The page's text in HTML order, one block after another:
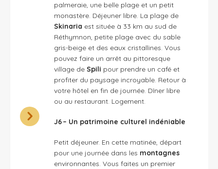
palmeraie, une belle plage et un petit
monastère. Déjeuner libre. La plage de
Skinaria est située à 33 km au sud de
Réthymnon, petite plage avec du sable
gris-beige et des eaux cristallines. Vous
pouvez faire un arrêt au pittoresque
village de Spili pour prendre un café et
profiter du paysage incroyable. Retour à
votre hôtel en fin de journée. Dîner libre
ou au restaurant. Logement.
J6 – Un patrimoine culturel indéniable
Petit déjeuner. En cette matinée, départ
pour une journée dans les montagnes
environnantes. Vous faites un premier